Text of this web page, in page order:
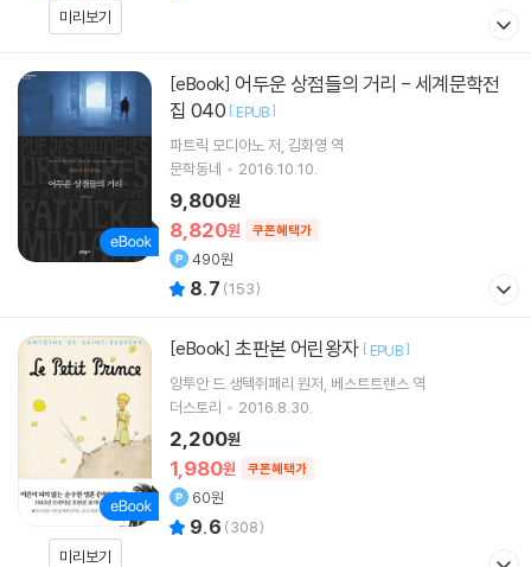
미리보기
[eBook]
집 040 [ EPUB]
파트릭 모디아노 저 김화영 역
문학동네
2016.10.10.
8,820원 쿠폰혜택가
9,800원
490원
8.7 (153)
미리보기
[eBook] 초판본 어린왕자 [ EPUB]
앙투안 드 생텍쥐페리 원저 베스트트랜스 역
더스토리
2016.8.30.
1,980원 쿠폰혜택가
2,200원
60원
9.6 (308)